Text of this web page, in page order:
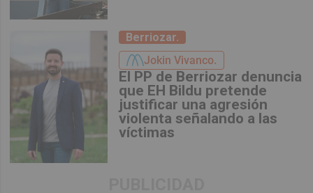
Berriozar.
Jokin Vivanco.
El PP de Berriozar denuncia
que EH Bildu pretende
justificar una agresión
violenta señalando a las
víctimas